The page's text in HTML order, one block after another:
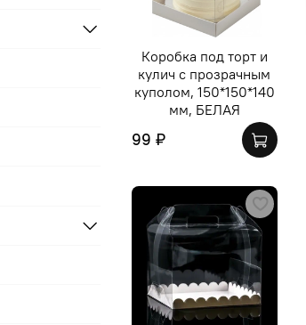
Коробка под торт и
кулич с прозрачным
куполом, 150*150*140
мм, БЕЛАЯ
99 ₽